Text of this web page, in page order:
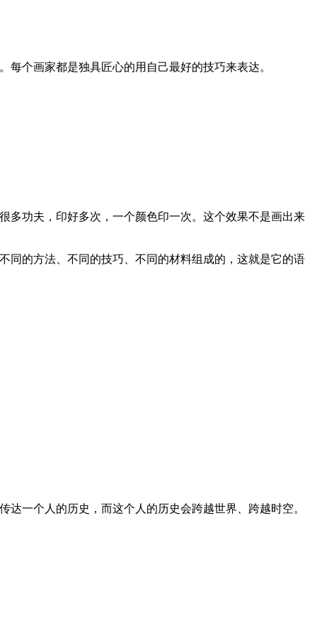
个画家都是独具匠心的用自己最好的技巧来表达。
多功夫，印好多次，一个颜色印一次。这个效果不是画出来
同的方法、不同的技巧、不同的材料组成的，这就是它的语
一个人的历史，而这个人的历史会跨越世界、跨越时空。